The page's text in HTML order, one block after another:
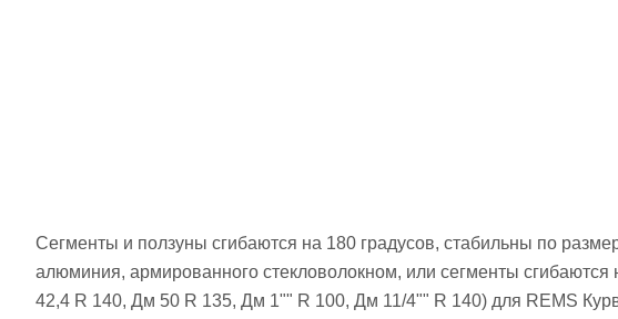
Сегменты и ползуны сгибаются на 180 градусов, стабильны по
алюминия, армированного стекловолокном, или сегменты
42,4 R 140, Дм 50 R 135, Дм 1"" R 100, Дм 11/4"" R 140) для REMS